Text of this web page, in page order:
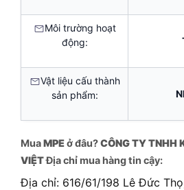
Môi trường hoạt
động:
Vật liệu cấu thành
sản phẩm:
MuaMPEở đâu?CÔNG TY TNHH
VIỆTĐịa chỉ mua hàng tin cậy:
Địa chỉ: 616/61/198 Lê Đức